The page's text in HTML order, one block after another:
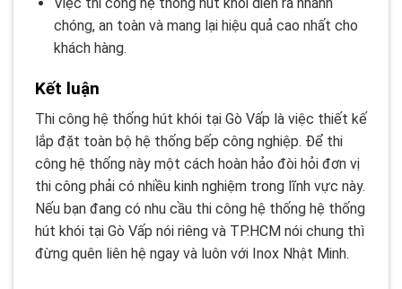
chóng, an toàn và mang lại hiệu quả cao nhất cho
khách hàng.
Kết luận
Thi công hệ thống hút khói tại Gò Vấp là việc thiết kế
lắp đặt toàn bộ hệ thống bếp công nghiệp. Để thi
công hệ thống này một cách hoàn hảo đòi hỏi đơn vị
thi công phải có nhiều kinh nghiệm trong lĩnh vực này.
Nếu bạn đang có nhu cầu thi công hệ thống hệ thống
hút khói tại Gò Vấp nói riêng và TP.HCM nói chung thì
đừng quên liên hệ ngay và luôn với Inox Nhật Minh.